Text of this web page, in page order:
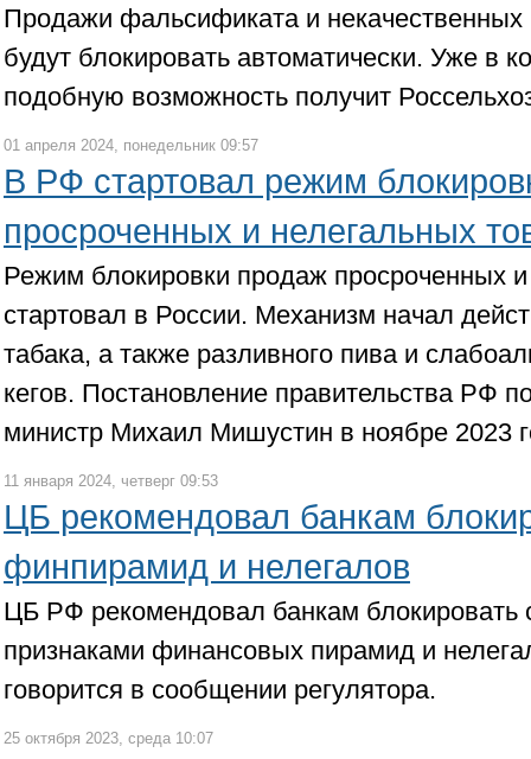
Продажи фальсификата и некачественных
будут блокировать автоматически. Уже в
подобную возможность получит
01 апреля 2024, понедельник 09:57
В РФ стартовал режим
просроченных и нелегальных
Режим блокировки продаж просроченных
стартовал в России. Механизм начал
табака, а также разливного пива и
кегов. Постановление правительства РФ
министр Михаил Мишустин в ноябре 2023
11 января 2024, четверг 09:53
ЦБ рекомендовал банкам
финпирамид и нелегалов
ЦБ РФ рекомендовал банкам блокировать
признаками финансовых пирамид и
говорится в сообщении регулятора.
25 октября 2023, среда 10:07